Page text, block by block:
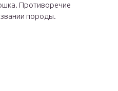
Противоречие
породы.